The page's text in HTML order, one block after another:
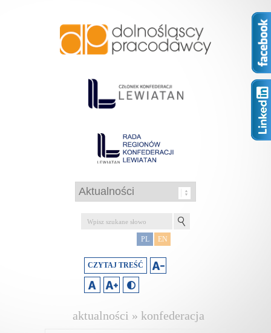
PL EN
CZYTAJ TREŚĆ
aktualności » konfederacja